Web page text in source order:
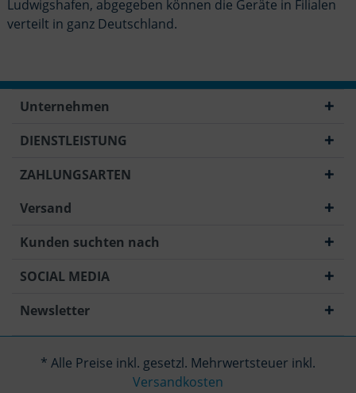
Ludwigshafen, abgegeben können die Geräte in Filialen
verteilt in ganz Deutschland.
Unternehmen
DIENSTLEISTUNG
ZAHLUNGSARTEN
Versand
Kunden suchten nach
SOCIAL MEDIA
Newsletter
* Alle Preise inkl. gesetzl. Mehrwertsteuer inkl.
Versandkosten